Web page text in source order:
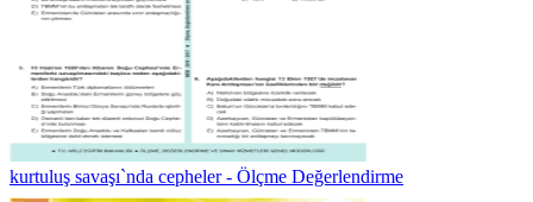
kurtuluş savaşı`nda cepheler - Ölçme Değerlendirme